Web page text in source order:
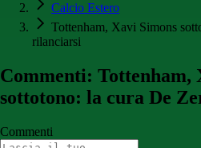
Calcio Estero
Tottenham, Xavi Simons
rilanciarsi
Commenti: Tottenham,
sottotono: la cura De
Commenti